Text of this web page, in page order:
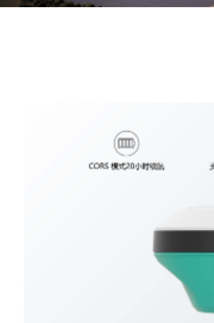
线上自助寄修
商业道德与反腐败政策